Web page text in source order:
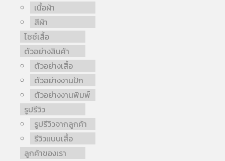
เนื้อผ้า
สีผ้า
ไซซ์เสื้อ
ตัวอย่างสินค้า
ตัวอย่างเสื้อ
ตัวอย่างงานปัก
ตัวอย่างงานพิมพ์
รูปรีวิว
รูปรีวิวจากลูกค้า
รีวิวแบบเสื้อ
ลูกค้าของเรา